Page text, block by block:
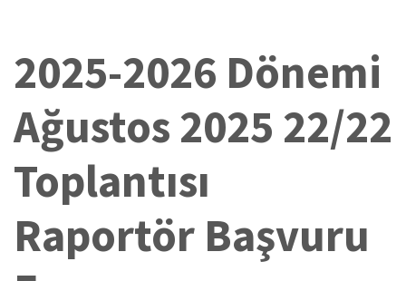
2025-2026 Dönemi
Ağustos 2025 22/22
Toplantısı
Raportör Başvuru